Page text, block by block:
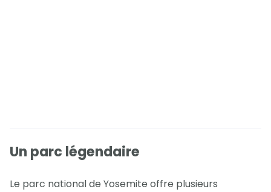
Un parc légendaire
Le parc national de Yosemite offre plusieurs